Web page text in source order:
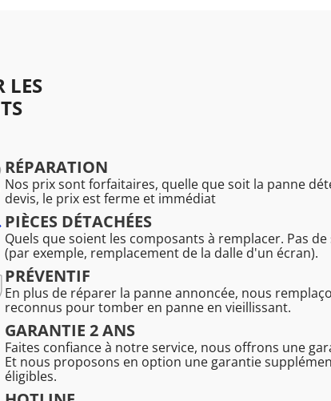
LES
RÉPARATION
Nos prix sont forfaitaires, quelle que soit la panne
devis, le prix est ferme et immédiat
PIÈCES DÉTACHÉES
Quels que soient les composants à remplacer. Pas
(par exemple, remplacement de la dalle d'un écran).
PRÉVENTIF
En plus de réparer la panne annoncée, nous
reconnus pour tomber en panne en vieillissant.
GARANTIE 2 ANS
Faites confiance à notre service, nous offrons une
Et nous proposons en option une garantie
éligibles.